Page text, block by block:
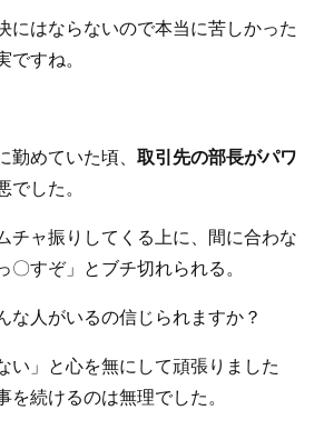
にはならないので本当に苦しかった
ですね。
勤めていた頃、 取引先の部長がパワ
でした。
チャ振りしてくる上に、間に合わな
〇すぞ」とブチ切れられる。
な人がいるの信じられますか？
い」と心を無にして頑張りました
を続けるのは無理でした。